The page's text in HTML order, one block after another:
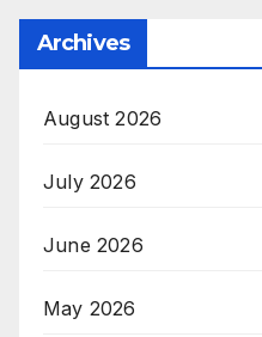
Archives
August 2026
July 2026
June 2026
May 2026